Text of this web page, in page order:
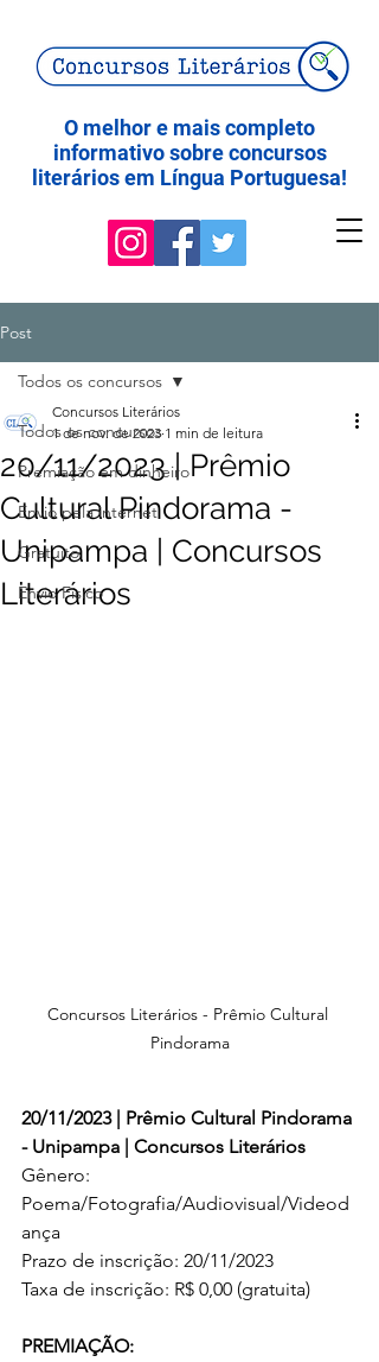
O melhor e mais completo
informativo sobre concursos
literários em Língua Portuguesa!
Post
Todos os concursos
Premiação em dinheiro
Envio pela internet
Gratuito
Envio Físico
Todos os concursos
20/11/2023 | Prêmio
Cultural Pindorama -
Unipampa | Concursos
Literários
Concursos Literários
1 de nov. de 2023 1 min de leitura
Concursos Literários - Prêmio Cultural
Pindorama
20/11/2023 | Prêmio Cultural Pindorama
- Unipampa | Concursos Literários
Gênero:
Poema/Fotografia/Audiovisual/Videod
ança
Prazo de inscrição: 20/11/2023
Taxa de inscrição: R$ 0,00 (gratuita)
PREMIAÇÃO: